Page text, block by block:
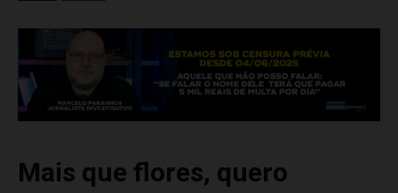
Mais que flores, quero